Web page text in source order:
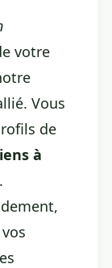
votre
Vous
de
à
.